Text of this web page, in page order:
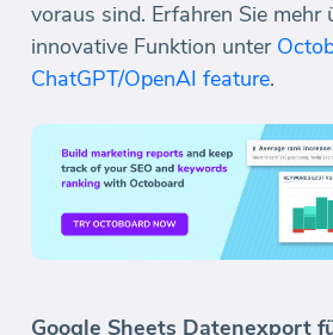
voraus sind. Erfahren Sie mehr
innovative Funktion unter
ChatGPT/OpenAI feature.
Google Sheets Datenexport